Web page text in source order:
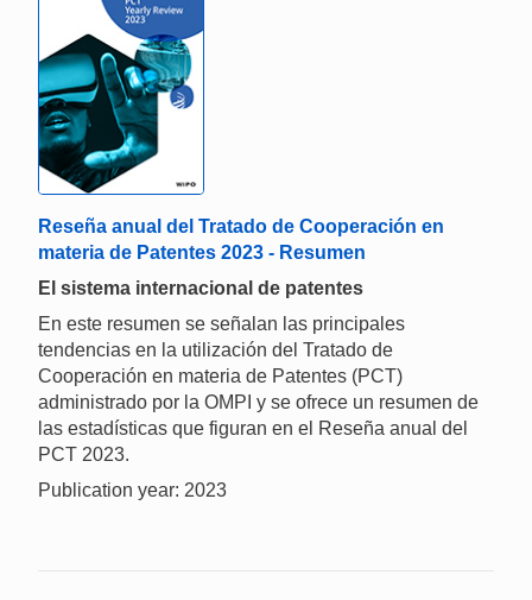
Reseña anual del Tratado de Cooperación en
materia de Patentes 2023 - Resumen
El sistema internacional de patentes
En este resumen se señalan las principales
tendencias en la utilización del Tratado de
Cooperación en materia de Patentes (PCT)
administrado por la OMPI y se ofrece un resumen de
las estadísticas que figuran en el Reseña anual del
PCT 2023.
Publication year: 2023